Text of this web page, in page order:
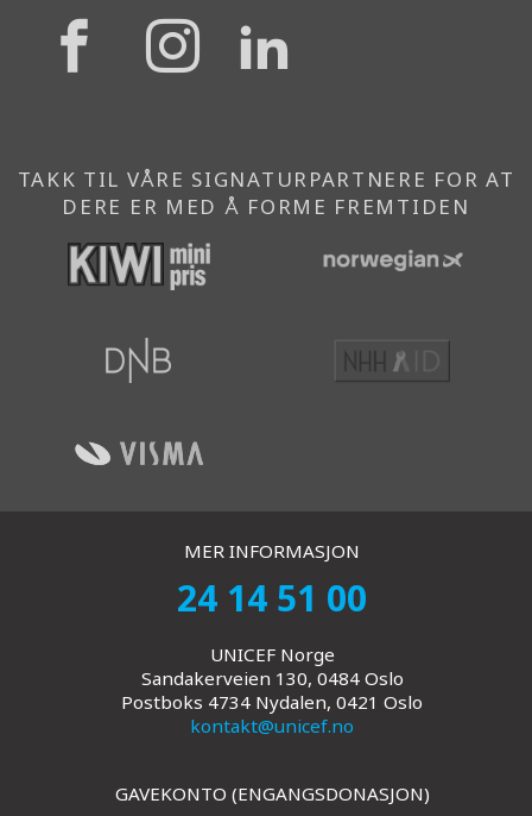
{{
'Facebook'|t
}}
{{
}}
TAKK TIL VÅRE SIGNATURPARTNERE FOR AT
DERE ER MED Å FORME FREMTIDEN
MER INFORMASJON
24 14 51 00
UNICEF Norge
Sandakerveien 130, 0484 Oslo
Postboks 4734 Nydalen, 0421 Oslo
kontakt@unicef.no
GAVEKONTO (ENGANGSDONASJON)